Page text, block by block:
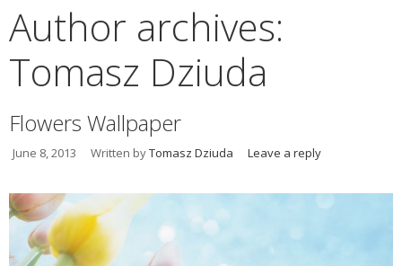
Author archives:
Tomasz Dziuda
Flowers Wallpaper
June 8, 2013 Written byTomasz Dziuda Leave a reply
REMEMBER ME